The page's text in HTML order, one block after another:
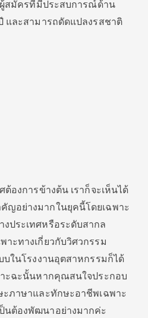
ผู้สมัครที่มีประสบการณ์ด้าน
และสามารถดัดแปลงรสชาติ
ต้องการข้างต้น เราก็จะเห็นได้
ญอย่างมากในยุคนี้โดยเฉพาะ
ประเทศหรือระดับสากล
ะทางเกี่ยวกับวิศวกรรม
บในโรงงานอุตสาหกรรมก็ได้
ะฉะนั้นหากคุณสนใจประกอบ
ะภาษาและทักษะอาชีพเฉพาะ
นต้องพัฒนาอย่างมากค่ะ